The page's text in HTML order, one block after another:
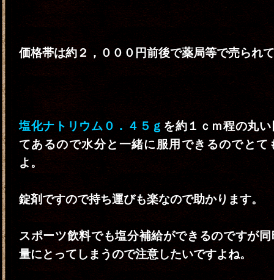
価格帯は約２，０００円前後で薬局等で売られ
塩化ナトリウム０．４５ｇ を約１ｃｍ程の丸
てあるので水分と一緒に服用できるのでとて
よ。
錠剤ですので持ち運びも楽なので助かります。
スポーツ飲料でも塩分補給ができるのですが
量にとってしまうので注意したいですよね。